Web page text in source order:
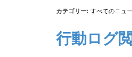
カテゴリー: すべてのニュ
行動ログ